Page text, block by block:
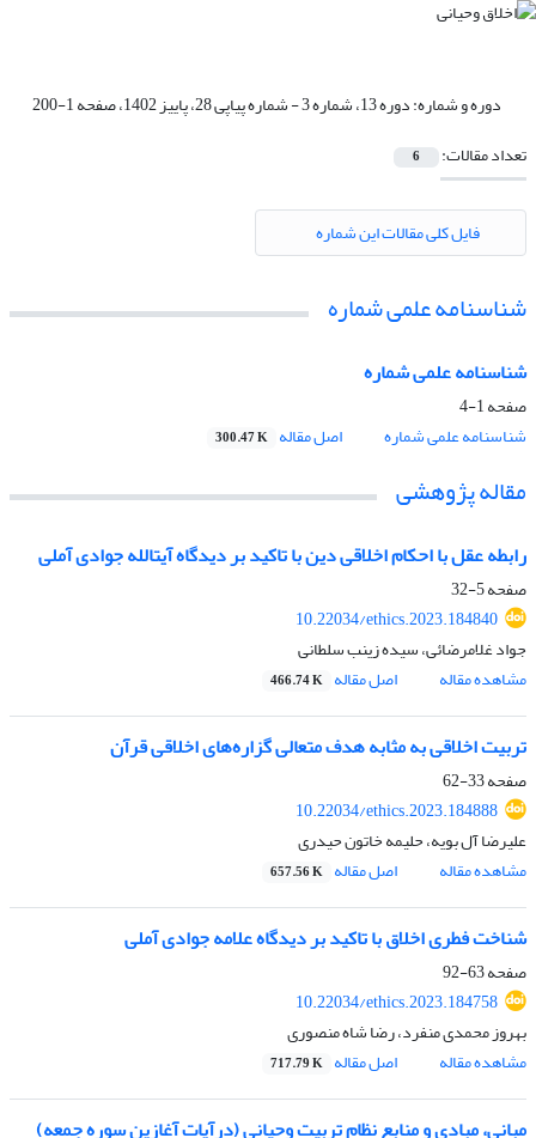
دوره و شماره:دوره 13، شماره 3 - شماره پیاپی 28، پاییز 1402، صفحه 1-200
تعداد مقالات:
6
فایل کلی مقالات این شماره
شناسنامه علمی شماره
شناسنامه علمی شماره
صفحه1-4
شناسنامه علمی شماره
اصل مقاله 300.47 K
مقاله پژوهشی
رابطه عقل با احکام اخلاقی دین با تاکید بر دیدگاه آیت‎الله جوادی آملی
صفحه5-32
10.22034/ethics.2023.184840
جواد غلامرضائی، سیده زینب سلطانی
مشاهده مقاله
اصل مقاله 466.74 K
تربیت اخلاقی به مثابه هدف متعالی گزاره‌های اخلاقی قرآن
صفحه33-62
10.22034/ethics.2023.184888
علیرضا آل بویه، حلیمه خاتون حیدری
مشاهده مقاله
اصل مقاله 657.56 K
شناخت فطری اخلاق با تاکید بر دیدگاه علامه جوادی آملی
صفحه63-92
10.22034/ethics.2023.184758
بهروز محمدی منفرد، رضا شاه منصوری
مشاهده مقاله
اصل مقاله 717.79 K
مبانی، مبادی و منابع نظام تربیت وحیانی (درآیات آغازین سوره جمعه)